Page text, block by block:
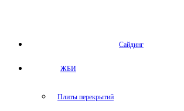
Сайдинг
ЖБИ
Плиты перекрытий